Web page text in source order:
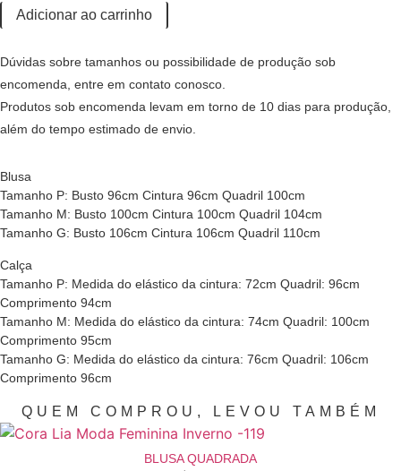
Adicionar ao carrinho
Dúvidas sobre tamanhos ou possibilidade de produção sob
encomenda, entre em contato conosco.
Produtos sob encomenda levam em torno de 10 dias para produção,
além do tempo estimado de envio.
Blusa
Tamanho P: Busto 96cm Cintura 96cm Quadril 100cm
Tamanho M: Busto 100cm Cintura 100cm Quadril 104cm
Tamanho G: Busto 106cm Cintura 106cm Quadril 110cm
Calça
Tamanho P: Medida do elástico da cintura: 72cm Quadril: 96cm
Comprimento 94cm
Tamanho M: Medida do elástico da cintura: 74cm Quadril: 100cm
Comprimento 95cm
Tamanho G: Medida do elástico da cintura: 76cm Quadril: 106cm
Comprimento 96cm
QUEM COMPROU, LEVOU TAMBÉM
BLUSA QUADRADA